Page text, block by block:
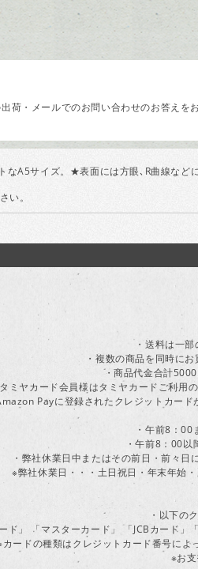
荷・メールでのお問い合わせのお答え
なA5サイズ。★表面には方眼､R曲線な
い。
・送料は一
・複数の商品を同時に
・商品代金合計
タミヤカード会員様はタミヤカードご利用
Payに登録されたクレジットカード
・午前8：00
・午前8：00以
・弊社休業日中またはその前日・前々日
※弊社休業日・・・土日祝日・年末年始
・以下の
ード」 「マスターカード」 「JCBカード
カードの種類はクレジットカード番号によ
※お